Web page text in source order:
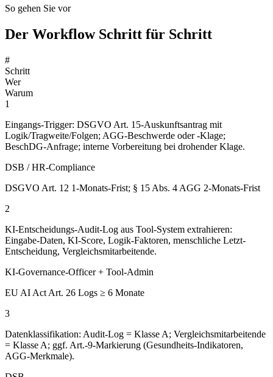
So gehen Sie vor
Der Workflow Schritt für Schritt
#
Schritt
Wer
Warum
1
Eingangs-Trigger: DSGVO Art. 15-Auskunftsantrag mit
Logik/Tragweite/Folgen; AGG-Beschwerde oder -Klage;
BeschDG-Anfrage; interne Vorbereitung bei drohender Klage.
DSB / HR-Compliance
DSGVO Art. 12 1-Monats-Frist; § 15 Abs. 4 AGG 2-Monats-Frist
2
KI-Entscheidungs-Audit-Log aus Tool-System extrahieren:
Eingabe-Daten, KI-Score, Logik-Faktoren, menschliche Letzt-
Entscheidung, Vergleichsmitarbeitende.
KI-Governance-Officer + Tool-Admin
EU AI Act Art. 26 Logs ≥ 6 Monate
3
Datenklassifikation: Audit-Log = Klasse A; Vergleichsmitarbeitende
= Klasse A; ggf. Art.-9-Markierung (Gesundheits-Indikatoren,
AGG-Merkmale).